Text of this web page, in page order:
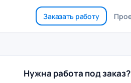
Заказать работу
Нужна работа под заказ?